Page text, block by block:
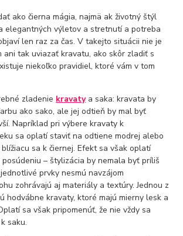
ako čierna mágia, najmä ak životný štýl
elegantných výletov a stretnutí a potreba
len raz za čas. V takejto situácii nie je
ani tak uviazať kravatu, ako skôr zladiť s
niekoľko pravidiel, ktoré vám v tom
zladenie kravatya saka: kravata by
ako sako, ale jej odtieň by mal byť
Napríklad pri výbere kravaty k
sa oplatí staviť na odtiene modrej alebo
sa k čiernej. Efekt sa však oplatí
– štylizácia by nemala byť príliš
prvky nesmú navzájom
zohrávajú aj materiály a textúry. Jednou z
hodvábne kravaty, ktoré majú mierny lesk a
sa však pripomenúť, že nie vždy sa
saku.